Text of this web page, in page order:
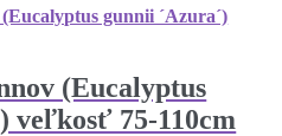
(Eucalyptus
veľkosť 75-110cm